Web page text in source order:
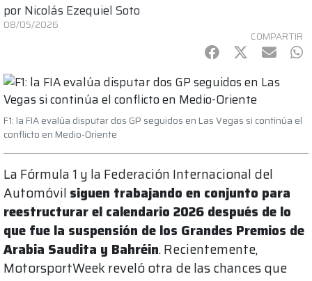
por Nicolás Ezequiel Soto
08/05/2026
COMPARTIR
Facebook
Twitter
mail
F1: la FIA evalúa disputar dos GP seguidos en Las Vegas si continúa el
conflicto en Medio-Oriente
La Fórmula 1 y la Federación Internacional del
Automóvil siguen trabajando en conjunto para
reestructurar el calendario 2026 después de lo
que fue la suspensión de los Grandes Premios de
Arabia Saudita y Bahréin. Recientemente,
MotorsportWeek reveló otra de las chances que